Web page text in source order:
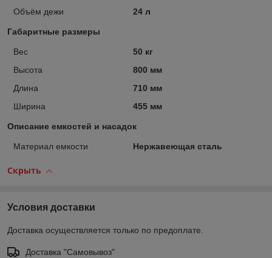
Объём дежи 24 л
Габаритные размеры
Вес
50 кг
Высота
800 мм
Длина
710 мм
Ширина
455 мм
Описание емкостей и насадок
Материал емкости Нержавеющая сталь
Скрыть
Условия доставки
Доставка осуществляется только по предоплате.
Доставка "Самовывоз"